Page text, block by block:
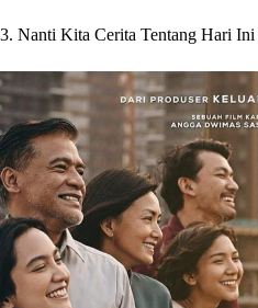
3. Nanti Kita Cerita Tentang Hari